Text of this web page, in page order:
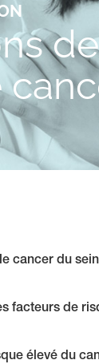
cancer du
facteurs de
élevé du